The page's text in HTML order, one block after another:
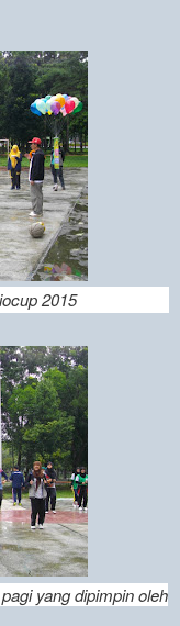
2015
yang dipimpin oleh